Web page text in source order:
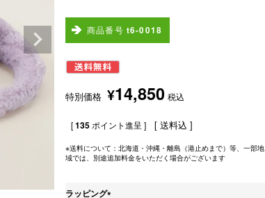
商品番号 t6-0018
特別価格 ¥14,850 税込
[135 ポイント進呈 ] 送料込
※送料について：北海道・沖縄・離島（港止めまで）等、一部地
域では、別途追加料金をいただく場合がございます
ラッピング